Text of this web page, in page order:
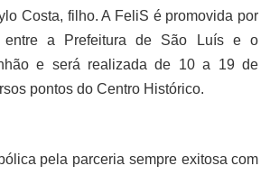
Costa, filho. A FeliS é promovida por
entre a Prefeitura de São Luís e o
e será realizada de 10 a 19 de
pontos do Centro Histórico.
pela parceria sempre exitosa com